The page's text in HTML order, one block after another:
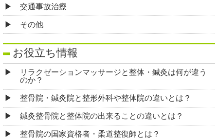
交通事故治療
その他
お役立ち情報
リラクゼーションマッサージと整体・鍼灸は何が違う
のか？
整骨院・鍼灸院と整形外科や整体院の違いとは？
鍼灸整骨院と整体院の出来ることの違いとは？
整骨院の国家資格者・柔道整復師とは？